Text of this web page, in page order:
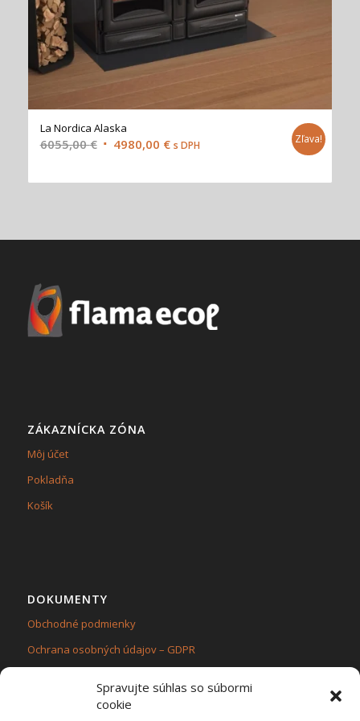
Spravujte súhlas so súbormi
cookie
La Nordica Alaska
6055,00€ Original
was:
4980,00 €Current
is:
s DPH Zľava!
ZÁKAZNÍCKA ZÓNA
Môj účet
Pokladňa
Košík
DOKUMENTY
Obchodné podmienky
Ochrana osobných údajov – GDPR